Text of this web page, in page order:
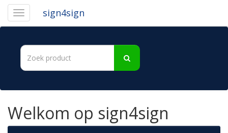
sign4sign
Welkom op sign4sign